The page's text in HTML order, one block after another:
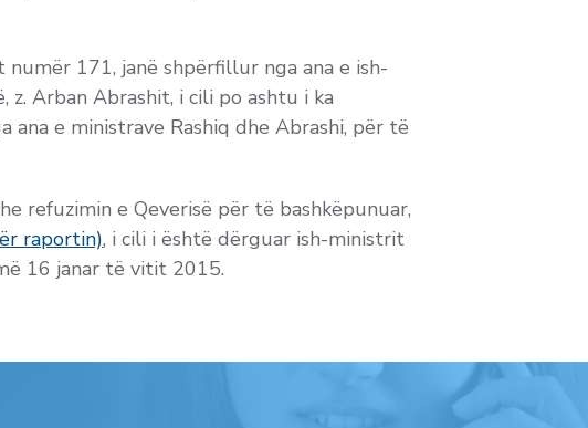
numër 171, janë shpërfillur nga ana e ish-
Arban Abrashit, i cili po ashtu i ka
e ministrave Rashiq dhe Abrashi, për të
refuzimin e Qeverisë për të bashkëpunuar,
raportin), i cili i është dërguar ish-ministrit
16 janar të vitit 2015.